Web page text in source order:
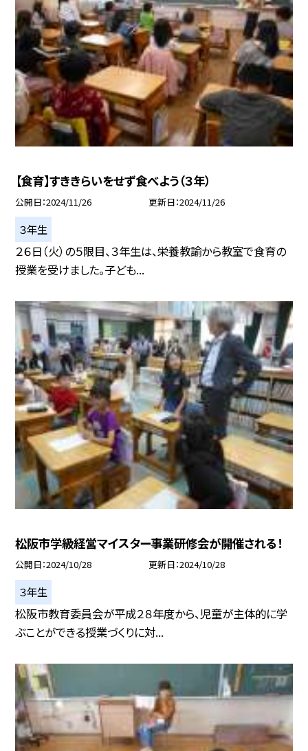
【食育】すききらいをせず食べよう（３年）
公開日 2024/11/26 更新日 2024/11/26
３年生
２６日（火）の５限目、３年生は、栄養教諭から教室で食育の
授業を受けました。子ども...
松阪市学級経営マイスター事業研修会が開催される！
公開日 2024/10/28 更新日 2024/10/28
３年生
松阪市教育委員会が平成２８年度から、児童が主体的に学
ぶことができる授業づくりに対...